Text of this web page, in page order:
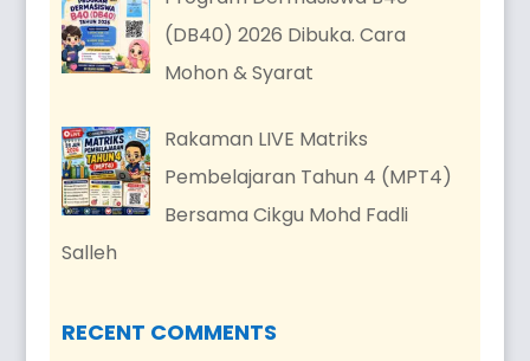
(DB40) 2026 Dibuka. Cara
Mohon & Syarat
Rakaman LIVE Matriks
Pembelajaran Tahun 4 (MPT4)
Bersama Cikgu Mohd Fadli
Salleh
RECENT COMMENTS